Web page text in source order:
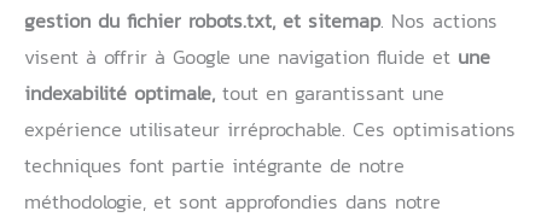
gestion du fichier robots.txt, et sitemap. Nos actions
visent à offrir à Google une navigation fluide et une
indexabilité optimale, tout en garantissant une
expérience utilisateur irréprochable. Ces optimisations
techniques font partie intégrante de notre
méthodologie, et sont approfondies dans notre